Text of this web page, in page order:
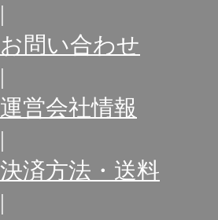
|
お問い合わせ
|
運営会社情報
|
決済方法・送料
|